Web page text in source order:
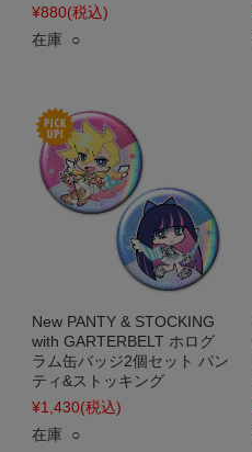
¥880(税込)
在庫 ○
New PANTY & STOCKING
with GARTERBELT ホログ
ラム缶バッジ2個セット パン
ティ&ストッキング
¥1,430(税込)
在庫 ○